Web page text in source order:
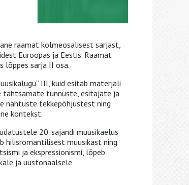
raamat kolmeosalisest sarjast,
Euroopas ja Eestis. Raamat
lõppes sarja II osa.
III, kuid esitab materjali
tähtsamate tunnuste, esitajate ja
nähtuste tekkepõhjustest ning
kontekst.
20. sajandi muusikaelus
hilisromantilisest muusikast ning
ja ekspressionismi, lõpeb
ja uustonaalsele